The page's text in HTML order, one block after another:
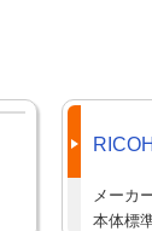
メーカ
本体標